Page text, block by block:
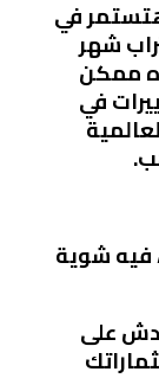
في
شهر
ممكن
في
فيه شوية
على